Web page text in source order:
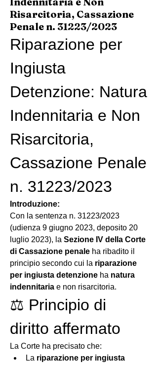
Risarcitoria, Cassazione
Penale n. 31223/2023
Riparazione per
Ingiusta
Detenzione: Natura
Indennitaria e Non
Risarcitoria,
Cassazione Penale
n. 31223/2023
Introduzione:
Con la sentenza n. 31223/2023
(udienza 9 giugno 2023, deposito 20
luglio 2023), la Sezione IV della Corte
di Cassazione penale ha ribadito il
principio secondo cui la riparazione
per ingiusta detenzione ha natura
indennitaria e non risarcitoria.
⚖️ Principio di
diritto affermato
La Corte ha precisato che:
La riparazione per ingiusta